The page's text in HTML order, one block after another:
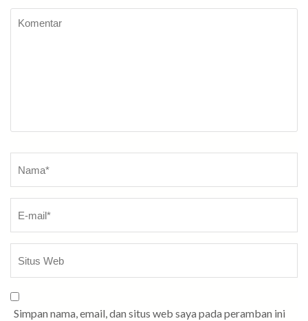
Simpan nama, email, dan situs web saya pada peramban ini